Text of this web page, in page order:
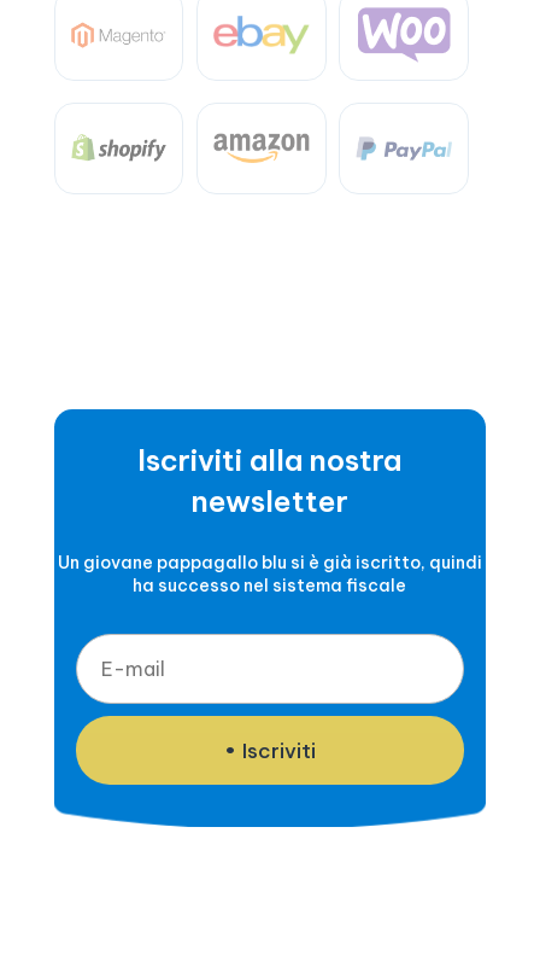
Iscriviti alla nostra
newsletter
Un giovane pappagallo blu si è già iscritto, quindi
ha successo nel sistema fiscale
Iscriviti